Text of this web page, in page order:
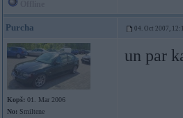
Purcha 04. Oct 2007,
Kopš: 01. Mar 2006
No: Smiltene
un par